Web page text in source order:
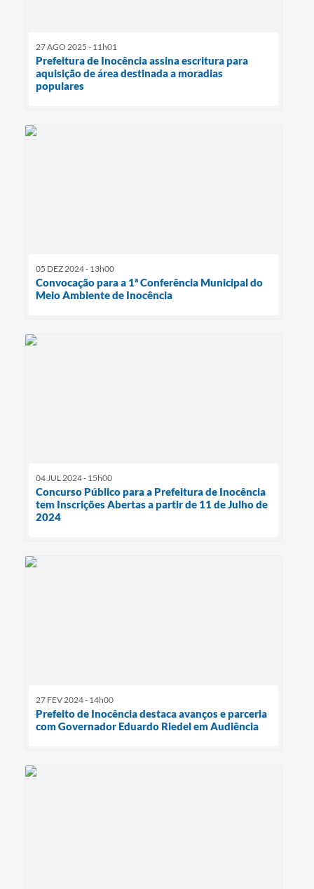
27 AGO 2025 - 11h01
Prefeitura de Inocência assina escritura para
aquisição de área destinada a moradias
populares
05 DEZ 2024 - 13h00
Convocação para a 1ª Conferência Municipal do
Meio Ambiente de Inocência
04 JUL 2024 - 15h00
Concurso Público para a Prefeitura de Inocência
tem Inscrições Abertas a partir de 11 de Julho de
2024
27 FEV 2024 - 14h00
Prefeito de Inocência destaca avanços e parceria
com Governador Eduardo Riedel em Audiência